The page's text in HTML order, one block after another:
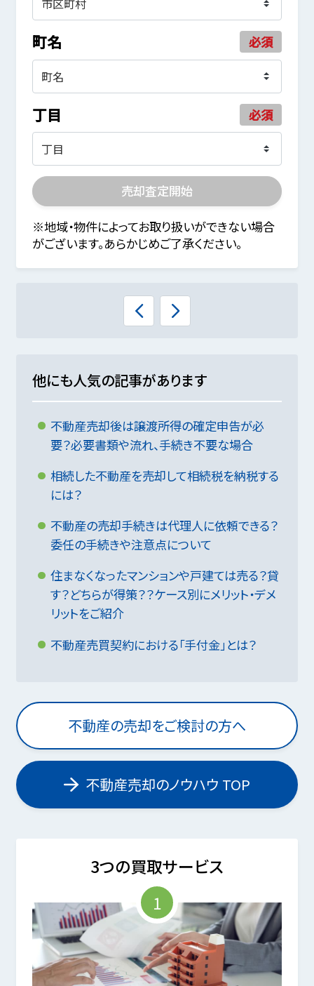
町名 必須
丁目 必須
売却査定開始
※地域・物件によってお取り扱いができない場合
がございます。あらかじめご了承ください。
他にも人気の記事があります
不動産売却後は譲渡所得の確定申告が必
要？必要書類や流れ、手続き不要な場合
相続した不動産を売却して相続税を納税する
には？
不動産の売却手続きは代理人に依頼できる？
委任の手続きや注意点について
住まなくなったマンションや戸建ては売る？貸
す？どちらが得策？？ケース別にメリット・デメ
リットをご紹介
不動産売買契約における「手付金」とは？
不動産の売却をご検討の方へ
不動産売却のノウハウ TOP
3つの買取サービス
1